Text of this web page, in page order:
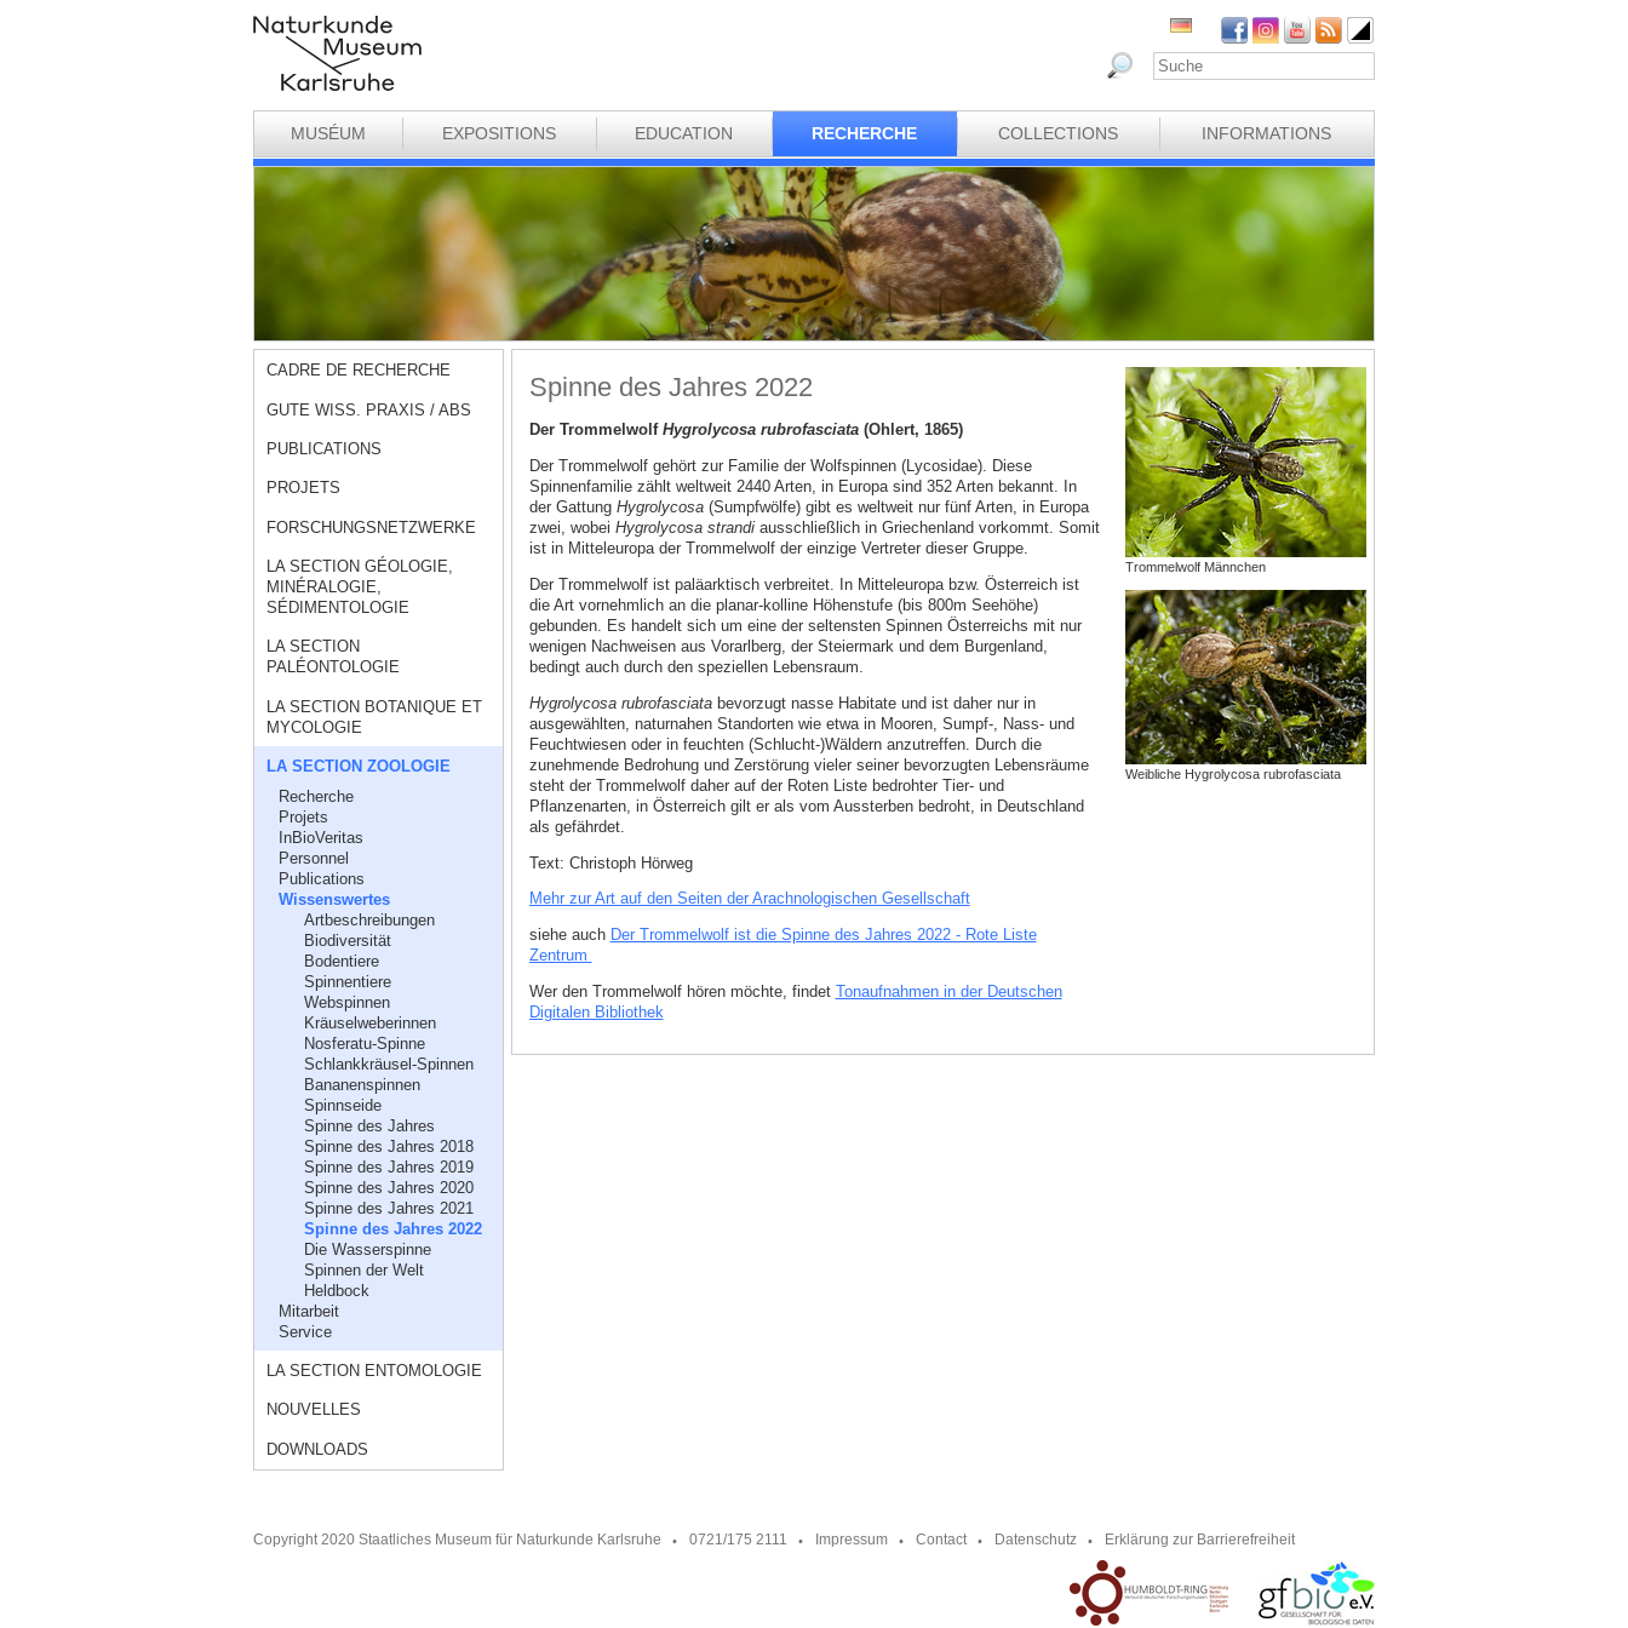
MUSÉUM EXPOSITIONS EDUCATION RECHERCHE COLLECTIONS INFORMATIONS
CADRE DE RECHERCHE
GUTE WISS. PRAXIS / ABS
PUBLICATIONS
PROJETS
FORSCHUNGSNETZWERKE
LA SECTION GÉOLOGIE,
MINÉRALOGIE,
SÉDIMENTOLOGIE
LA SECTION
PALÉONTOLOGIE
LA SECTION BOTANIQUE ET
MYCOLOGIE
LA SECTION ZOOLOGIE
Recherche
Projets
InBioVeritas
Personnel
Publications
Wissenswertes
Artbeschreibungen
Biodiversität
Bodentiere
Spinnentiere
Webspinnen
Kräuselweberinnen
Nosferatu-Spinne
Schlankkräusel-Spinnen
Bananenspinnen
Spinnseide
Spinne des Jahres
Spinne des Jahres 2018
Spinne des Jahres 2019
Spinne des Jahres 2020
Spinne des Jahres 2021
Spinne des Jahres 2022
Die Wasserspinne
Spinnen der Welt
Heldbock
Mitarbeit
Service
LA SECTION ENTOMOLOGIE
NOUVELLES
DOWNLOADS
Spinne des Jahres 2022
Der Trommelwolf Hygrolycosa rubrofasciata (Ohlert, 1865)
Der Trommelwolf gehört zur Familie der Wolfspinnen (Lycosidae). Diese
Spinnenfamilie zählt weltweit 2440 Arten, in Europa sind 352 Arten bekannt. In
der Gattung Hygrolycosa (Sumpfwölfe) gibt es weltweit nur fünf Arten, in Europa
zwei, wobei Hygrolycosa strandi ausschließlich in Griechenland vorkommt. Somit
ist in Mitteleuropa der Trommelwolf der einzige Vertreter dieser Gruppe.
Der Trommelwolf ist paläarktisch verbreitet. In Mitteleuropa bzw. Österreich ist
die Art vornehmlich an die planar-kolline Höhenstufe (bis 800m Seehöhe)
gebunden. Es handelt sich um eine der seltensten Spinnen Österreichs mit nur
wenigen Nachweisen aus Vorarlberg, der Steiermark und dem Burgenland,
bedingt auch durch den speziellen Lebensraum.
Hygrolycosa rubrofasciatabevorzugt nasse Habitate und ist daher nur in
ausgewählten, naturnahen Standorten wie etwa in Mooren, Sumpf-, Nass- und
Feuchtwiesen oder in feuchten (Schlucht-)Wäldern anzutreffen. Durch die
zunehmende Bedrohung und Zerstörung vieler seiner bevorzugten Lebensräume
steht der Trommelwolf daher auf der Roten Liste bedrohter Tier- und
Pflanzenarten, in Österreich gilt er als vom Aussterben bedroht, in Deutschland
als gefährdet.
Text: Christoph Hörweg
Mehr zur Art auf den Seiten der Arachnologischen Gesellschaft
siehe auch Der Trommelwolf ist die Spinne des Jahres 2022 - Rote Liste
Zentrum
Wer den Trommelwolf hören möchte, findet Tonaufnahmen in der Deutschen
Digitalen Bibliothek
Trommelwolf Männchen
Weibliche Hygrolycosa rubrofasciata
Copyright 2020 Staatliches Museum für Naturkunde Karlsruhe 0721/175 2111 Impressum Contact Datenschutz Erklärung zur Barrierefreiheit